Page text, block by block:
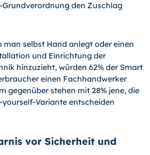
Grundverordnung den Zuschlag
man selbst Hand anlegt oder einen
und Einrichtung der
hinzuzieht, würden 62% der Smart
einen Fachhandwerker
gegenüber stehen mit 28% jene, die
Variante entscheiden
vor Sicherheit und